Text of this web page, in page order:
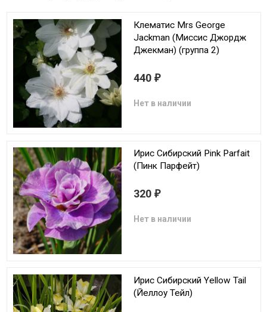
Клематис Mrs George
Jackman (Миссис Джордж
Джекман) (группа 2)
440 ₽
Нет в наличии
Ирис Сибирский Pink Parfait
(Пинк Парфейт)
320 ₽
Нет в наличии
Ирис Сибирский Yellow Tail
(Йеллоу Тейл)